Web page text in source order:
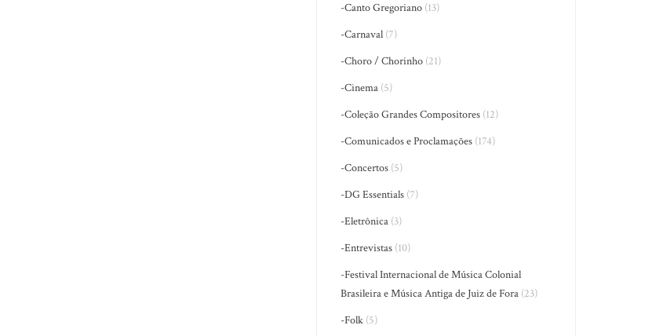
-Canto Gregoriano (13)
-Carnaval (7)
-Choro / Chorinho (21)
-Cinema (5)
-Coleção Grandes Compositores (12)
-Comunicados e Proclamações (174)
-Concertos (5)
-DG Essentials (7)
-Eletrônica (3)
-Entrevistas (10)
-Festival Internacional de Música Colonial
Brasileira e Música Antiga de Juiz de Fora (23)
-Folk (5)